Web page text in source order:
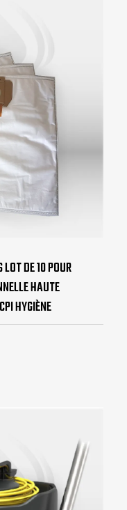
DE 10 POUR
HAUTE
HYGIÈNE